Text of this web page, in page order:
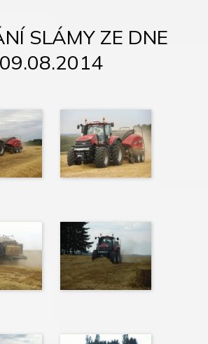
SLÁMY ZE DNE
09.08.2014